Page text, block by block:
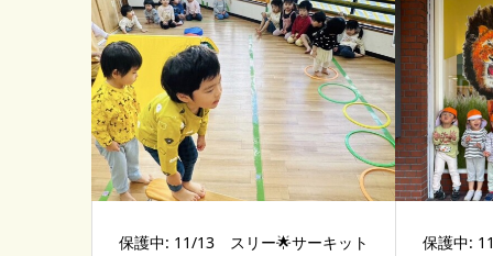
保護中: 11/13 スリー🌟サーキット 保護中: